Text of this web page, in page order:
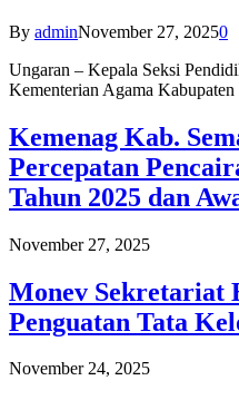
By adminNovember 27, 20250
Ungaran – Kepala Seksi
Kementerian Agama
Kemenag Kab.
Percepatan
Tahun 2025 dan
November 27, 2025
Monev Sekretariat
Penguatan Tata
November 24, 2025